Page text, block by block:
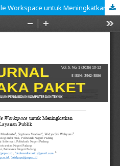
Pelatihan Penggunaan Google Workspace untuk Meningkatkan Kualitas Layanan Publik